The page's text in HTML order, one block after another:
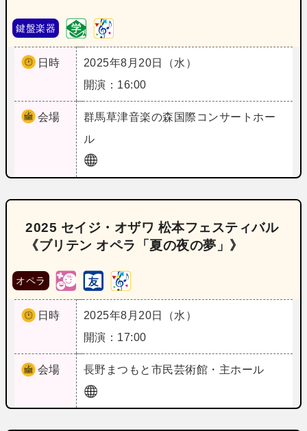
鍵盤楽器
日時
2025年8月20日（水）
開演：16:00
会場 群馬草津音楽の森国際コンサートホー
ル
2025 セイジ・オザワ 松本フェスティバル
《ブリテン オペラ「夏の夜の夢」》
オペラ
日時
2025年8月20日（水）
開演：17:00
会場 長野 まつもと市民芸術館・主ホール